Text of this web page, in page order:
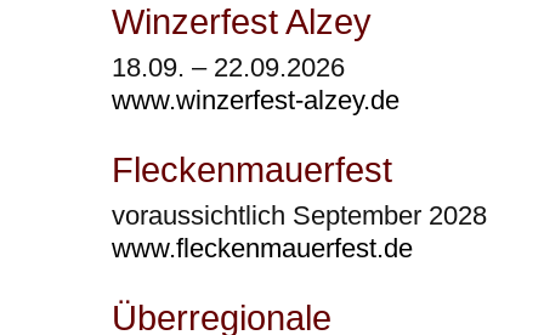
Winzerfest Alzey
18.09. – 22.09.2026
www.winzerfest-alzey.de
Fleckenmauerfest
voraussichtlich September 2028
www.fleckenmauerfest.de
Überregionale